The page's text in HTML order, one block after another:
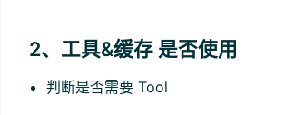
2、工具&缓存 是否使用
判断是否需要 Tool